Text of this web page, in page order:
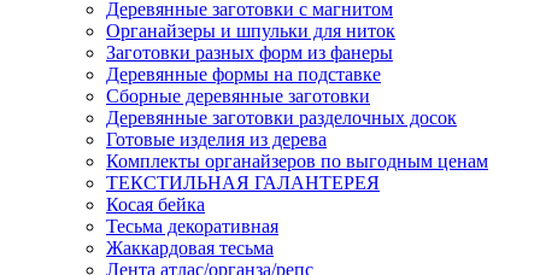
Деревянные заготовки с магнитом
Органайзеры и шпульки для ниток
Заготовки разных форм из фанеры
Деревянные формы на подставке
Сборные деревянные заготовки
Деревянные заготовки разделочных досок
Готовые изделия из дерева
Комплекты органайзеров по выгодным ценам
ТЕКСТИЛЬНАЯ ГАЛАНТЕРЕЯ
Косая бейка
Тесьма декоративная
Жаккардовая тесьма
Лента атлас/органза/репс